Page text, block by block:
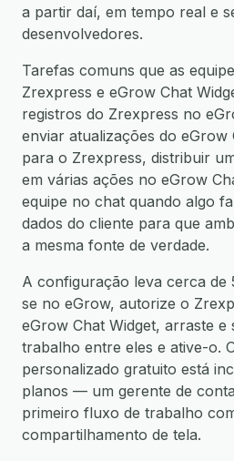
a partir daí, em tempo real e
desenvolvedores.
Tarefas comuns que as
Zrexpress e eGrow Chat
registros do Zrexpress no
enviar atualizações do eGrow
para o Zrexpress, distribuir
em várias ações no eGrow
equipe no chat quando algo
dados do cliente para que
a mesma fonte de verdade.
A configuração leva cerca de
se no eGrow, autorize o
eGrow Chat Widget, arraste
trabalho entre eles e ative-o.
personalizado gratuito está
planos — um gerente de
primeiro fluxo de trabalho
compartilhamento de tela.